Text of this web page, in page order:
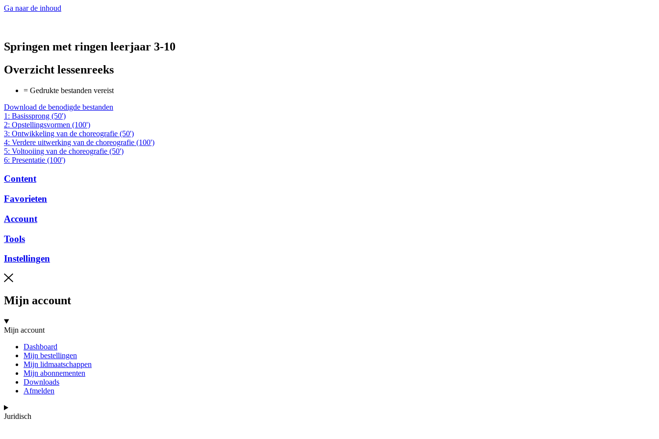
Ga naar de inhoud
Springen met ringen leerjaar 3-10
Overzicht lessenreeks
= Gedrukte bestanden vereist
Download de benodigde bestanden
1: Basissprong (50')
2: Opstellingsvormen (100')
3: Ontwikkeling van de choreografie (50')
4: Verdere uitwerking van de choreografie (100')
5: Voltooiing van de choreografie (50')
6: Presentatie (100')
Content
Favorieten
Account
Tools
Instellingen
Mijn account
Mijn account
Dashboard
Mijn bestellingen
Mijn lidmaatschappen
Mijn abonnementen
Downloads
Afmelden
Juridisch